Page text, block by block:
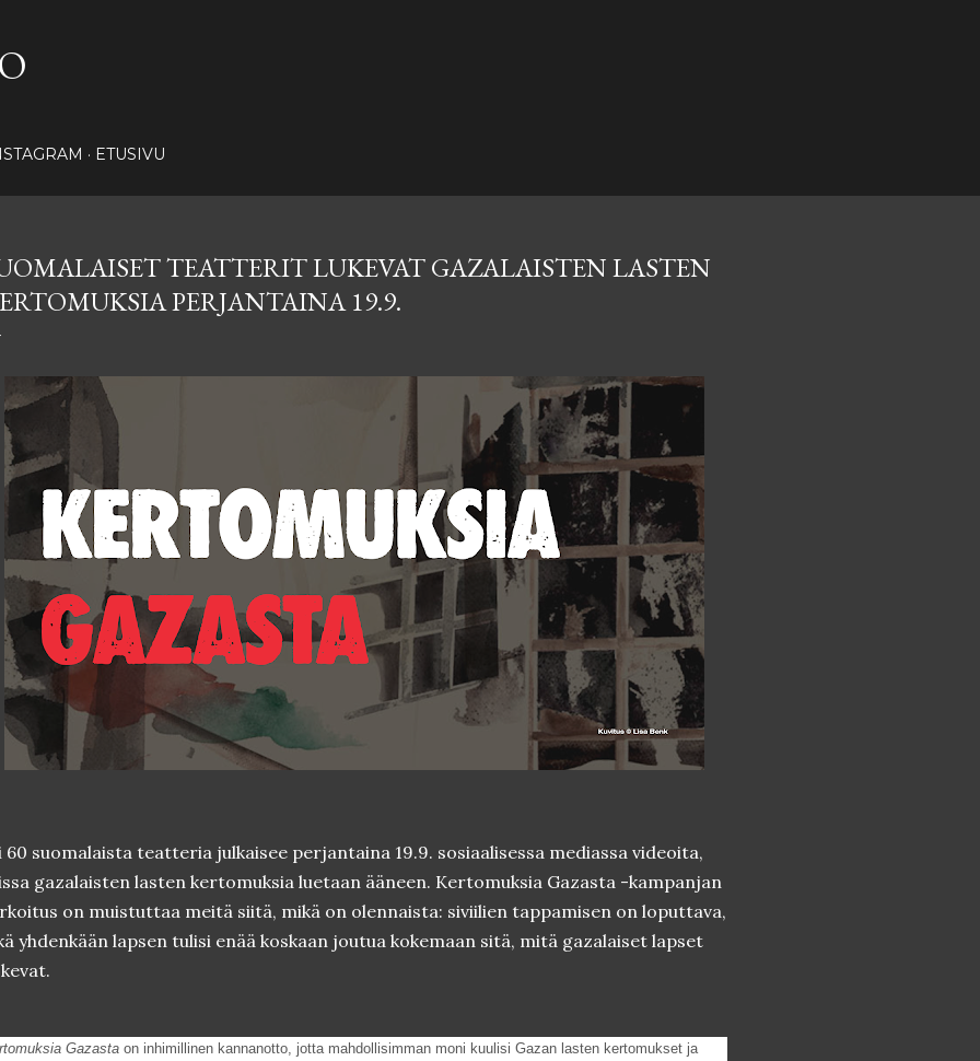
ETUSIVU
TEATTERIT LUKEVAT GAZALAISTEN LASTEN
PERJANTAINA 19.9.
60 suomalaista teatteria julkaisee perjantaina 19.9. sosiaalisessa mediassa videoita,
gazalaisten lasten kertomuksia luetaan ääneen. Kertomuksia Gazasta -kampanjan
on muistuttaa meitä siitä, mikä on olennaista: siviilien tappamisen on loputtava,
yhdenkään lapsen tulisi enää koskaan joutua kokemaan sitä, mitä gazalaiset lapset
Gazasta on inhimillinen kannanotto, jotta mahdollisimman moni kuulisi Gazan lasten kertomukset ja